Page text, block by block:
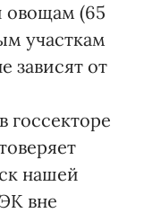
овощам (65
участкам
зависят от
госсекторе
нашей
вне